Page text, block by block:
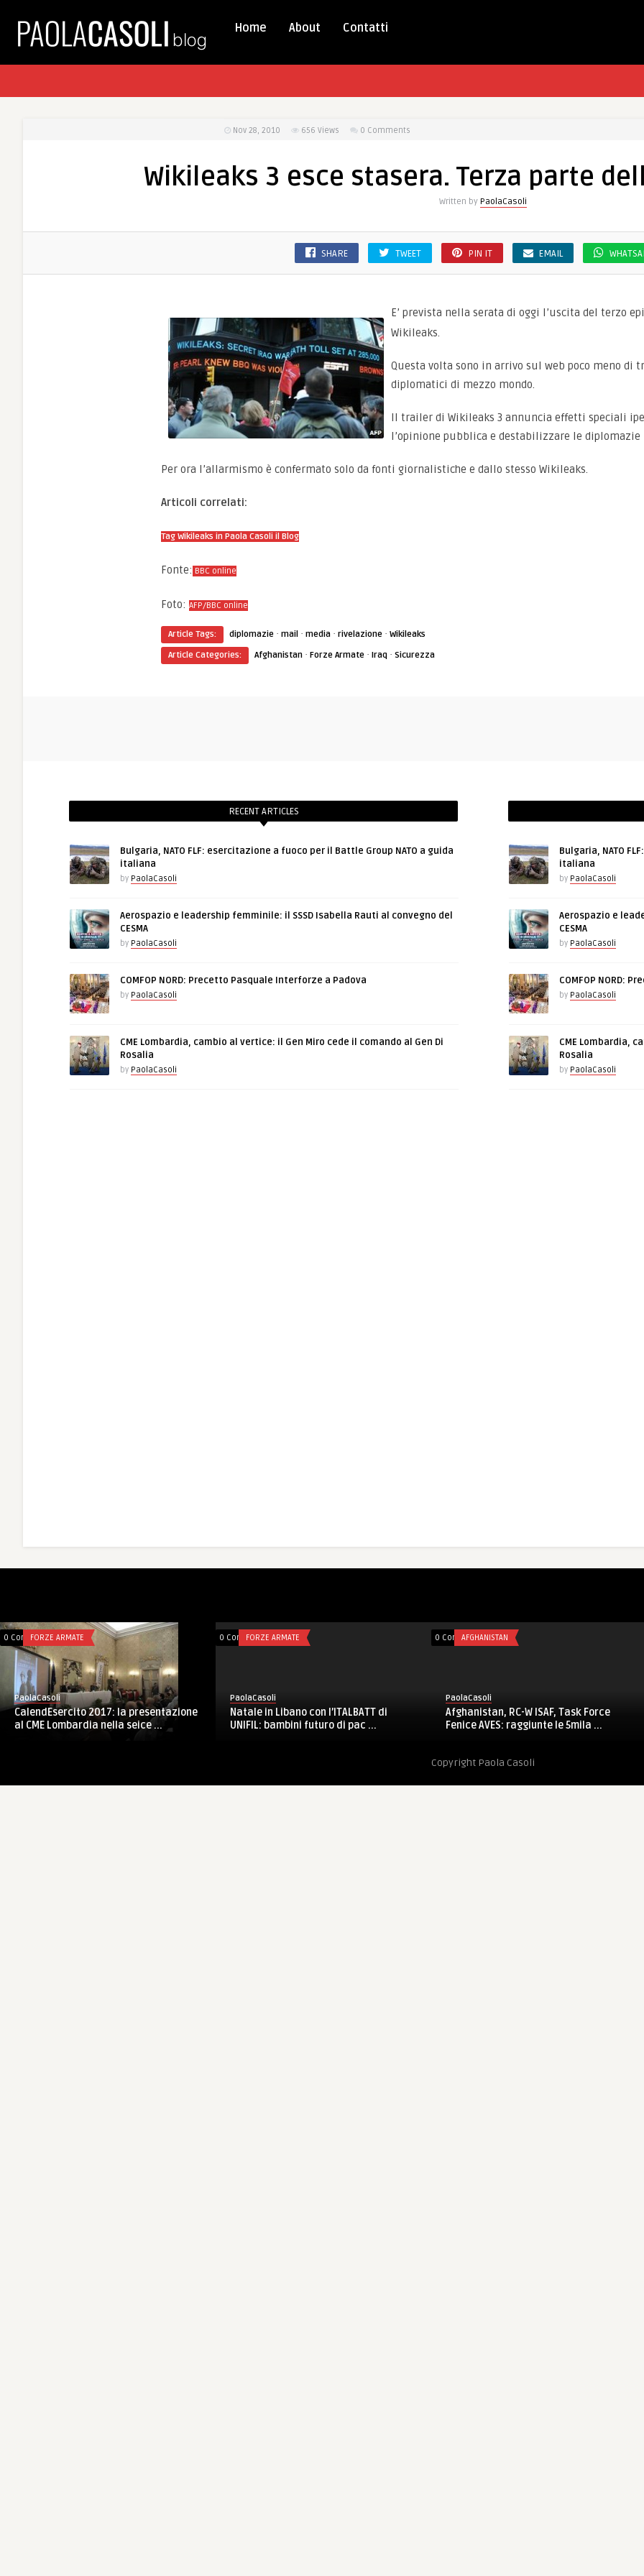
Home About Contatti
Nov 28, 2010 656 Views 0 Comments
Wikileaks 3 esce stasera. Terza parte
Written by PaolaCasoli
SHARE TWEET PIN IT EMAIL
E’ prevista nella serata di oggi l’uscita del terzo
Wikileaks.
Questa volta sono in arrivo sul web poco meno
diplomatici di mezzo mondo.
Il trailer di Wikileaks 3 annuncia effetti speciali
l’opinione pubblica e destabilizzare le diplomazie
Per ora l’allarmismo è confermato solo da fonti giornalistiche e dallo stesso Wikileaks.
Articoli correlati:
Tag Wikileaks in Paola Casoli il Blog
Fonte: BBC online
Foto: AFP/BBC online
Article Tags: diplomazie · mail · media · rivelazione · Wikileaks
Article Categories:
Afghanistan · Forze Armate · Iraq · Sicurezza
RECENT ARTICLES
Bulgaria, NATO FLF: esercitazione a fuoco per il Battle Group NATO a guida
italiana
by PaolaCasoli
Aerospazio e leadership femminile: il SSSD Isabella Rauti al convegno del
CESMA
by PaolaCasoli
COMFOP NORD: Precetto Pasquale Interforze a Padova
by PaolaCasoli
CME Lombardia, cambio al vertice: il Gen Miro cede il comando al Gen Di
Rosalia
by PaolaCasoli
Bulgaria, NATO
italiana
by PaolaCasoli
Aerospazio e
CESMA
by PaolaCasoli
COMFOP NORD:
by PaolaCasoli
CME Lombardia,
Rosalia
by PaolaCasoli
visita del
St ...
0 CommentsFORZE ARMATE
PaolaCasoli
Il Corpo militare della Croce Rossa si
presenta ai media nel suo p ...
0 Comments
Esercito, 82° rgt Torino: 2^ Toro Ten,
evento sportivo benefico c ...
0 Comments
La Corea Nord chiede a
USA di sospendere
Copyright Paola Casoli